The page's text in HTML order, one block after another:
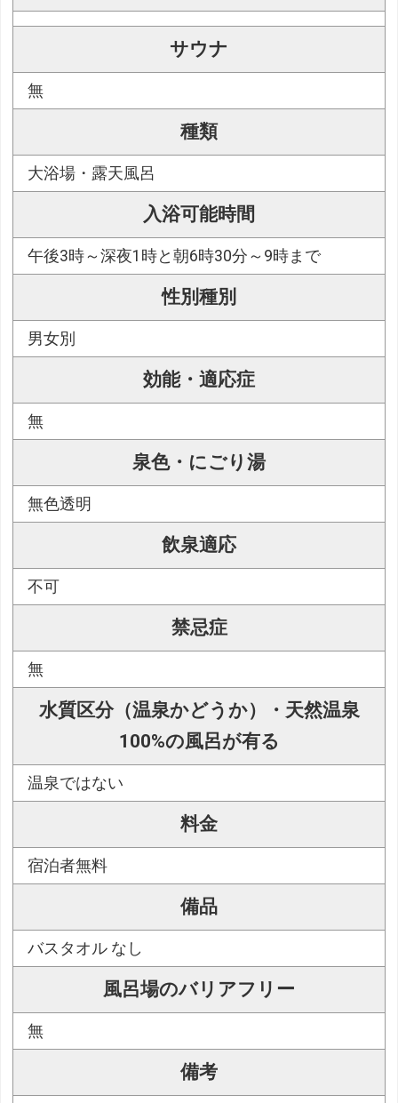
サウナ
無
種類
大浴場・露天風呂
入浴可能時間
午後3時～深夜1時と朝6時30分～9時まで
性別種別
男女別
効能・適応症
無
泉色・にごり湯
無色透明
飲泉適応
不可
禁忌症
無
水質区分（温泉かどうか）・天然温泉
100%の風呂が有る
温泉ではない
料金
宿泊者無料
備品
バスタオル なし
風呂場のバリアフリー
無
備考